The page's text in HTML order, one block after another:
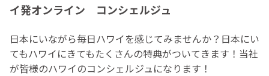
イ発オンライン コンシェルジュ
日本にいながら毎日ハワイを感じてみませんか？日本にい
てもハワイにきてもたくさんの特典がついてきます！当社
が皆様のハワイのコンシェルジュになります！